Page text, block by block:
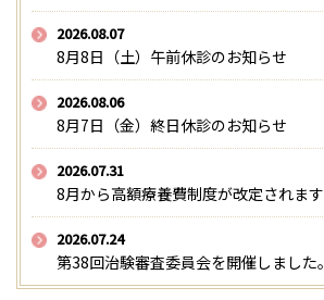
2026.08.07
8月8日（土）午前休診のお知らせ
2026.08.06
8月7日（金）終日休診のお知らせ
2026.07.31
8月から高額療養費制度が改定されます
2026.07.24
第38回治験審査委員会を開催しました。